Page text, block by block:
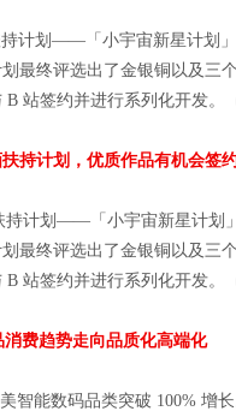
计划——「小宇宙新星计划
最终评选出了金银铜以及三
站签约并进行系列化开发。
持计划，优质作品有机会签
持计划——「小宇宙新星计划
最终评选出了金银铜以及三
站签约并进行系列化开发。
费趋势走向品质化高端化
智能数码品类突破 100% 增